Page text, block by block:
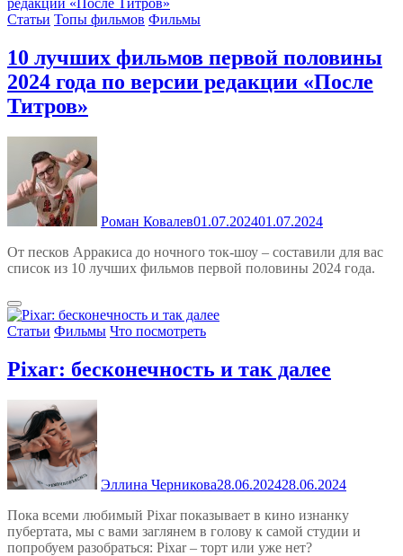
Статьи Топы фильмов Фильмы
10 лучших фильмов первой половины
2024 года по версии редакции «После
Титров»
Роман Ковалев01.07.202401.07.2024
От песков Арракиса до ночного ток-шоу – составили для вас
список из 10 лучших фильмов первой половины 2024 года.
Статьи Фильмы Что посмотреть
Pixar: бесконечность и так далее
Эллина Черникова28.06.202428.06.2024
Пока всеми любимый Pixar показывает в кино изнанку
пубертата, мы с вами заглянем в голову к самой студии и
попробуем разобраться: Pixar – торт или уже нет?